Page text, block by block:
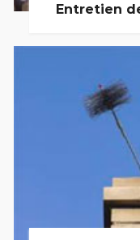
Entretien